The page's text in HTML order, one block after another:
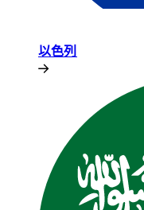
以色列​​